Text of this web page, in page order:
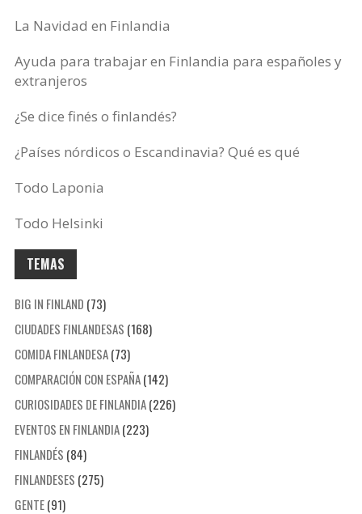
La Navidad en Finlandia
Ayuda para trabajar en Finlandia para españoles y
extranjeros
¿Se dice finés o finlandés?
¿Países nórdicos o Escandinavia? Qué es qué
Todo Laponia
Todo Helsinki
TEMAS
BIG IN FINLAND (73)
CIUDADES FINLANDESAS (168)
COMIDA FINLANDESA(73)
COMPARACIÓN CON ESPAÑA(142)
CURIOSIDADES DE FINLANDIA(226)
EVENTOS EN FINLANDIA(223)
FINLANDÉS (84)
FINLANDESES (275)
GENTE(91)